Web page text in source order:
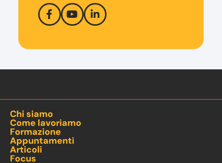
Chi siamo
Come lavoriamo
Formazione
Appuntamenti
Articoli
Focus